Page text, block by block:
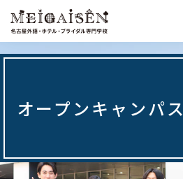
オープンキャンパス